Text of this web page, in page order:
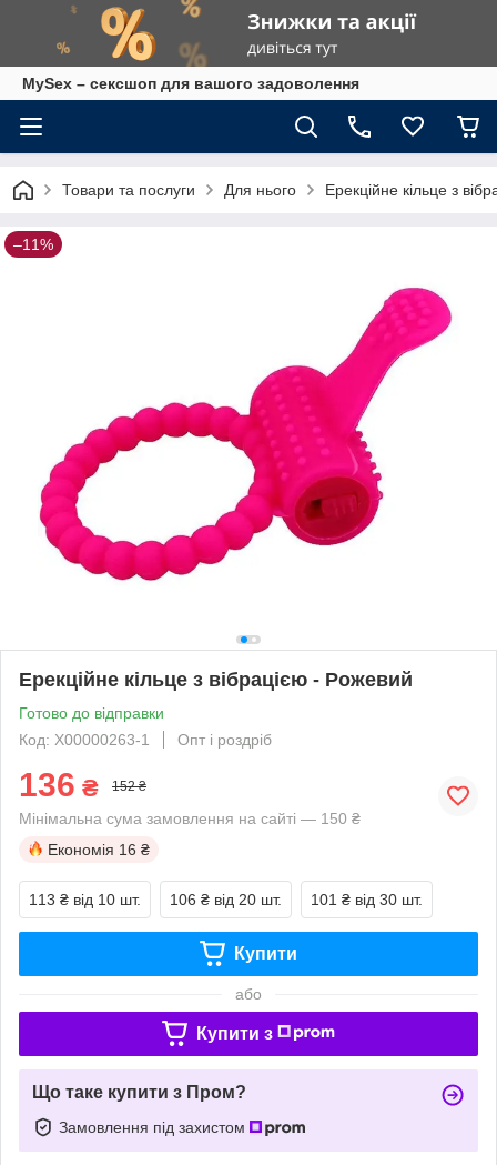
MySex – сексшоп для вашого задоволення
Товари та послуги Для нього Ерекційне кільце з
–11%
Ерекційне кільце з вібрацією - Рожевий
Готово до відправки
Код: X00000263-1
Опт і роздріб
136 ₴ 152 ₴
Мінімальна сума замовлення на сайті — 150 ₴
Економія 16 ₴
113 ₴ від 10 шт. 106 ₴ від 20 шт. 101 ₴ від 30 шт.
Купити
або
Купити з
Що таке купити з Пром?
Замовлення під захистом